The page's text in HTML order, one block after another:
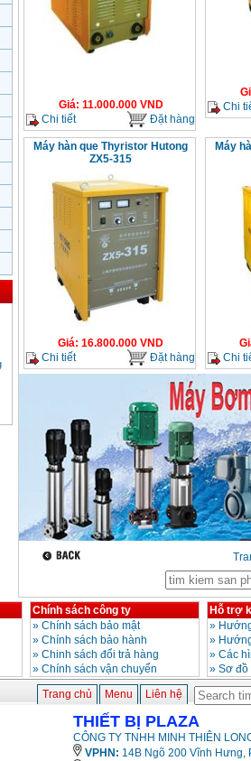
Giá: 11.000.000VND
Chi tiết
Đặt hàng
Chi
Máy hàn que Thyristor Hutong
ZX5-315
Giá: 16.800.000 VND
Chi tiết
Đặt hàng
Máy
Chi
Chính sách công ty
» Chính sách bảo mật
» Chính sách bảo hành
» Chinh sách đổi trả hàng
» Chính sách vận chuyển
Hỗ trợ
»
»
» Các
» Sơ
Trang chủ Menu Liên hệ
THIẾT BỊ PLAZA
CÔNG TY TNHH MINH THIÊN
VPHN: 14B Ngõ 200 Vĩnh Hưng,